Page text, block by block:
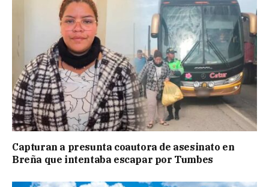
Capturan a presunta coautora de asesinato en
Breña que intentaba escapar por Tumbes